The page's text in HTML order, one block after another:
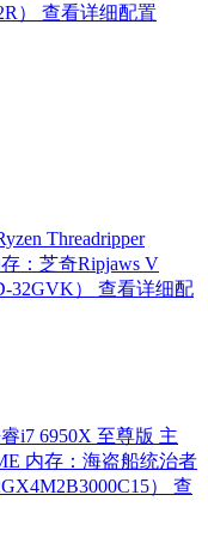
）
查看详细配置
Threadripper
：芝奇Ripjaws V
32GVK）
查看详细配
i7 6950X 至尊版 主
内存：海盗船统治者
）
查